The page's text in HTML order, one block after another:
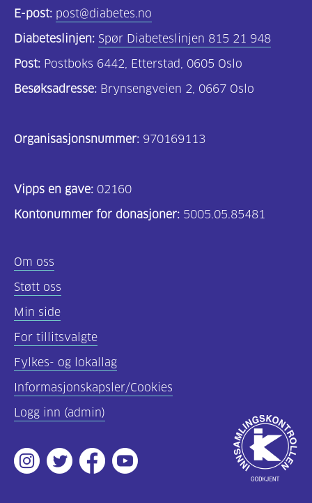
E-post: post@diabetes.no
Diabeteslinjen: Spør Diabeteslinjen 815 21 948
Post: Postboks 6442, Etterstad, 0605 Oslo
Besøksadresse: Brynsengveien 2, 0667 Oslo
Organisasjonsnummer: 970169113
Vipps en gave: 02160
Kontonummer for donasjoner: 5005.05.85481
Om oss
Støtt oss
Min side
For tillitsvalgte
Fylkes- og lokallag
Informasjonskapsler/Cookies
Logg inn (admin)
Instagram
TwitterFacebookYoutube
Godkjent
av